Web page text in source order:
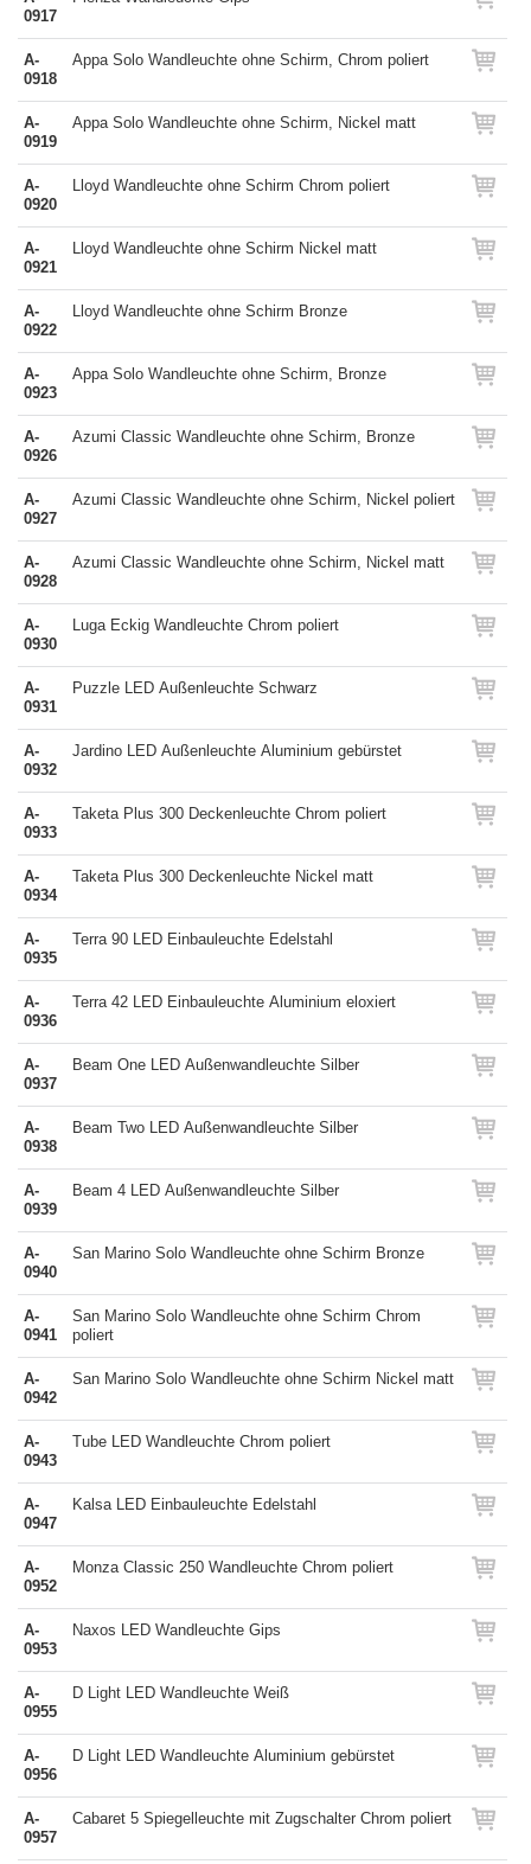
0917
A-
0918
Appa Solo Wandleuchte ohne Schirm, Chrom poliert
A-
0919
Appa Solo Wandleuchte ohne Schirm, Nickel matt
A-
0920
Lloyd Wandleuchte ohne Schirm Chrom poliert
A-
0921
Lloyd Wandleuchte ohne Schirm Nickel matt
A-
0922
Lloyd Wandleuchte ohne Schirm Bronze
A-
0923
Appa Solo Wandleuchte ohne Schirm, Bronze
A-
0926
Azumi Classic Wandleuchte ohne Schirm, Bronze
A-
0927
Azumi Classic Wandleuchte ohne Schirm, Nickel poliert
A-
0928
Azumi Classic Wandleuchte ohne Schirm, Nickel matt
A-
0930
Luga Eckig Wandleuchte Chrom poliert
A-
0931
Puzzle LED Außenleuchte Schwarz
A-
0932
Jardino LED Außenleuchte Aluminium gebürstet
A-
0933
Taketa Plus 300 Deckenleuchte Chrom poliert
A-
0934
Taketa Plus 300 Deckenleuchte Nickel matt
A-
0935
Terra 90 LED Einbauleuchte Edelstahl
A-
0936
Terra 42 LED Einbauleuchte Aluminium eloxiert
A-
0937
Beam One LED Außenwandleuchte Silber
A-
0938
Beam Two LED Außenwandleuchte Silber
A-
0939
Beam 4 LED Außenwandleuchte Silber
A-
0940
San Marino Solo Wandleuchte ohne Schirm Bronze
A-
0941
San Marino Solo Wandleuchte ohne Schirm Chrom
poliert
A-
0942
San Marino Solo Wandleuchte ohne Schirm Nickel matt
A-
0943
Tube LED Wandleuchte Chrom poliert
A-
0947
Kalsa LED Einbauleuchte Edelstahl
A-
0952
Monza Classic 250 Wandleuchte Chrom poliert
A-
0953
Naxos LED Wandleuchte Gips
A-
0955
D Light LED Wandleuchte Weiß
A-
0956
D Light LED Wandleuchte Aluminium gebürstet
A-
0957
Cabaret 5 Spiegelleuchte mit Zugschalter Chrom poliert